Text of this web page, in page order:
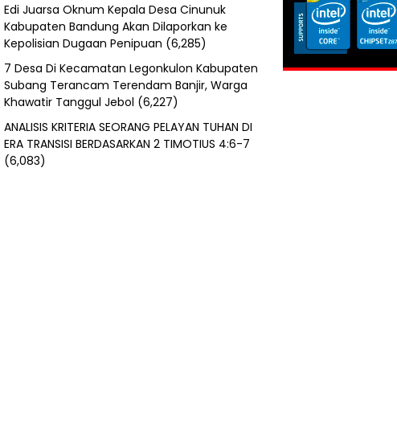
Edi Juarsa Oknum Kepala Desa Cinunuk
Kabupaten Bandung Akan Dilaporkan ke
Kepolisian Dugaan Penipuan (6,285)
7 Desa Di Kecamatan Legonkulon Kabupaten
Subang Terancam Terendam Banjir, Warga
Khawatir Tanggul Jebol (6,227)
ANALISIS KRITERIA SEORANG PELAYAN TUHAN DI
ERA TRANSISI BERDASARKAN 2 TIMOTIUS 4:6-7
(6,083)